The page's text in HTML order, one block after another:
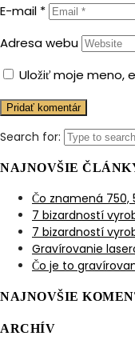
E-mail *
Adresa webu
Uložiť moje meno,
Search for:
NAJNOVŠIE
Čo znamená 750,
7 bizardností
7 bizardností
Gravírovanie
Čo je to
NAJNOVŠIE
ARCHÍV